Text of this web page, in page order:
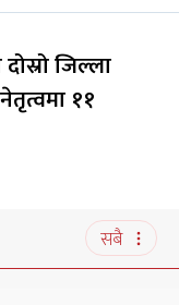
जिल्ला
११
सबै